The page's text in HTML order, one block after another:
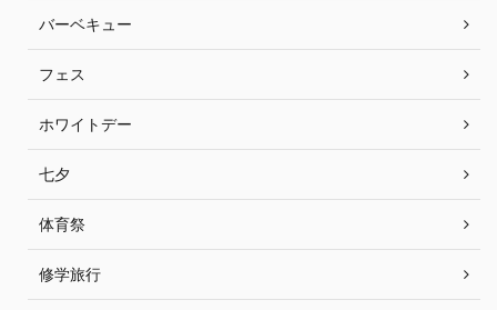
バーベキュー
フェス
ホワイトデー
七夕
体育祭
修学旅行